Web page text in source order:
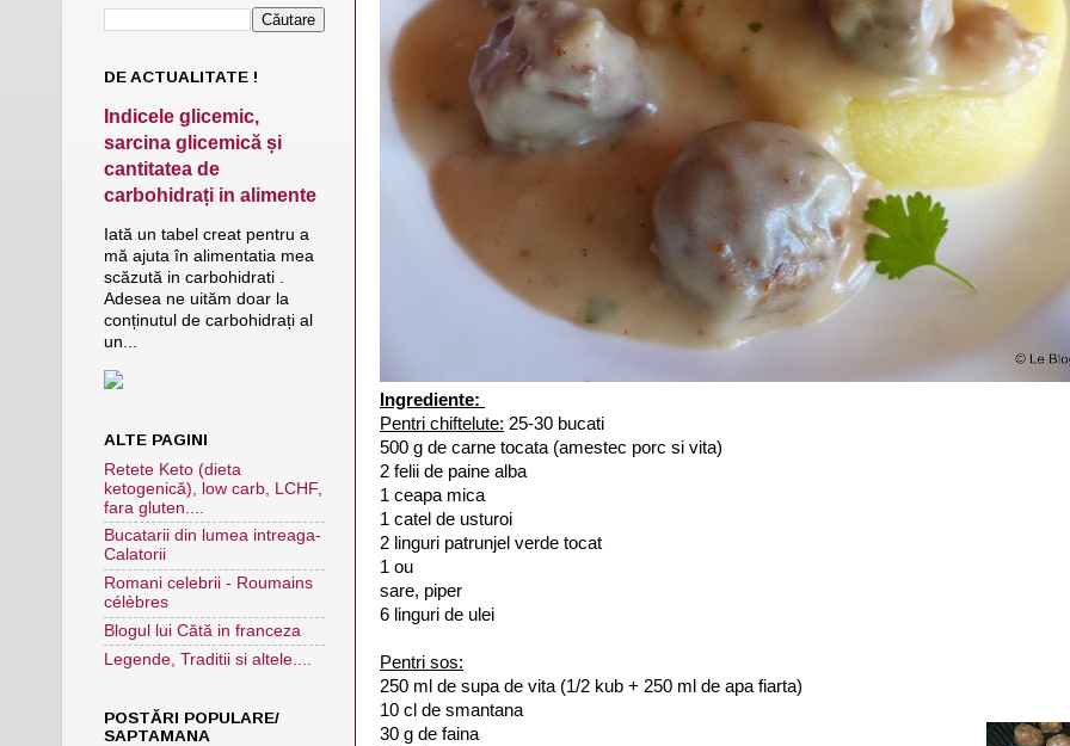
Ingrediente:
Pentri chiftelute: 25-30 bucati
500 g de carne tocata (amestec porc si vita)
2 felii de paine alba
1 ceapa mica
1 catel de usturoi
2 linguri patrunjel verde tocat
1 ou
sare, piper
6 linguri de ulei
Pentri sos:
250 ml de supa de vita (1/2 kub + 250 ml de apa fiarta)
10 cl de smantana
30 g de faina
DE ACTUALITATE !
Indicele glicemic,
sarcina glicemică și
cantitatea de
carbohidrați in alimente
Iată un tabel creat pentru a
mă ajuta în alimentatia mea
scăzută in carbohidrati .
Adesea ne uităm doar la
conținutul de carbohidrați al
un...
ALTE PAGINI
Retete Keto (dieta
ketogenică), low carb, LCHF,
fara gluten....
Bucatarii din lumea intreaga-
Calatorii
Romani celebrii - Roumains
célèbres
Blogul lui Cătă in franceza
Legende, Traditii si altele....
POSTĂRI POPULARE/
SAPTAMANA